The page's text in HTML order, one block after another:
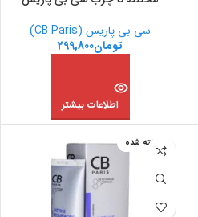
سی بی پاریس (CB Paris)
تومان299,800
اطلاعات بیشتر
فروخته شده